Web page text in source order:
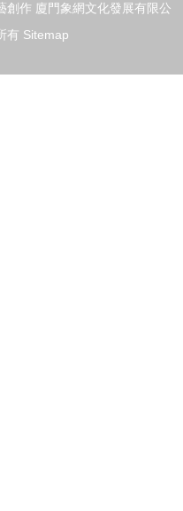
創作 廈門象網文化發展有限公
有 Sitemap